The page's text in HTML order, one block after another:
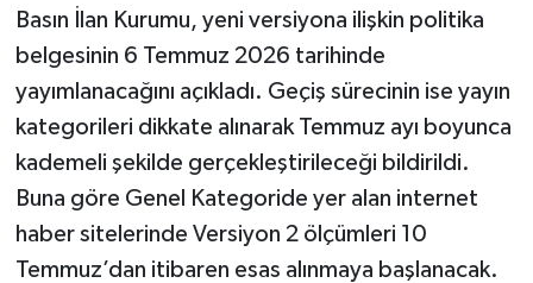
Basın İlan Kurumu, yeni versiyona ilişkin politika
belgesinin 6 Temmuz 2026 tarihinde
yayımlanacağını açıkladı. Geçiş sürecinin ise yayın
kategorileri dikkate alınarak Temmuz ayı boyunca
kademeli şekilde gerçekleştirileceği bildirildi.
Buna göre Genel Kategoride yer alan internet
haber sitelerinde Versiyon 2 ölçümleri 10
Temmuz’dan itibaren esas alınmaya başlanacak.